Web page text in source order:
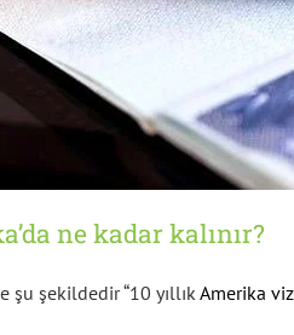
ne kadar kalınır?
şu şekildedir “10 yıllıkAmerika